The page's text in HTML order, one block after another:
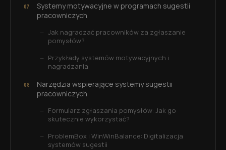
Systemy motywacyjne w programach sugestii
pracowniczych
Jak nagradzać pracowników za zgłaszanie
pomysłów?
Przykłady systemów motywacyjnych i
nagradzania
Narzędzia wspierające systemy sugestii
pracowniczych
Formularz zgłaszania pomysłów: Jak go
skutecznie wykorzystać?
ProblemBox i WinWinBalance: Digitalizacja
systemów sugestii